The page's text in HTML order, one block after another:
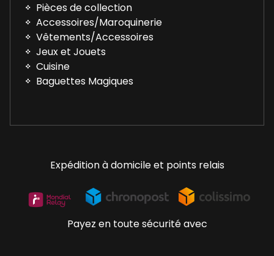
Pièces de collection
Accessoires/Maroquinerie
Vêtements/Accessoires
Jeux et Jouets
Cuisine
Baguettes Magiques
Expédition à domicile et points relais
Payez en toute sécurité avec